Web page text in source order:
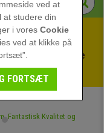
Eksklusive
- Se tilbuddet
ved at
at studere din
i voresCookie
ved at klikke på
FORTSÆT